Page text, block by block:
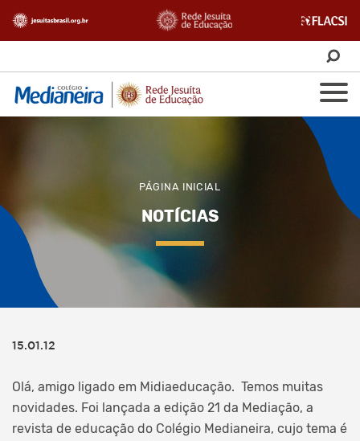
PÁGINA INICIAL
NOTÍCIAS
15.01.12
Olá, amigo ligado em Midiaeducação. Temos muitas
novidades. Foi lançada a edição 21 da Mediação, a
revista de educação do Colégio Medianeira, cujo tema é